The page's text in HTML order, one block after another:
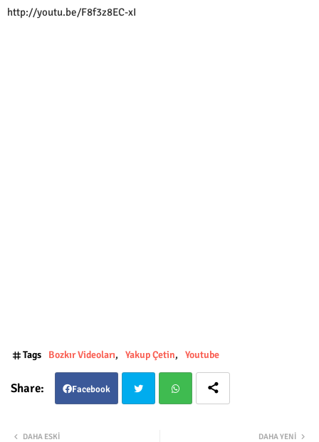
http://youtu.be/F8f3z8EC-xI
Tags Bozkır Videoları Yakup Çetin Youtube
Facebook
DAHA YENI
DAHA ESKI